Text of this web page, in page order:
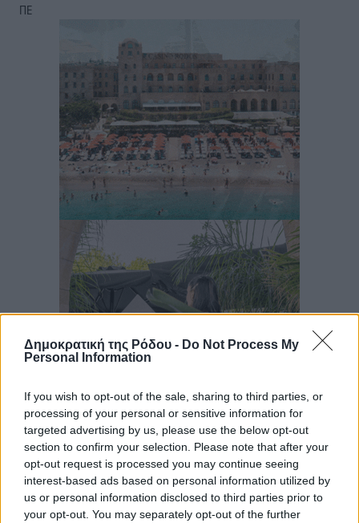
Δημοκρατική της Ρόδου - Do Not Process My
Personal Information
If you wish to opt-out of the sale, sharing to third parties, or
processing of your personal or sensitive information for
targeted advertising by us, please use the below opt-out
section to confirm your selection. Please note that after your
opt-out request is processed you may continue seeing
interest-based ads based on personal information utilized by
us or personal information disclosed to third parties prior to
your opt-out. You may separately opt-out of the further
ΠΕ